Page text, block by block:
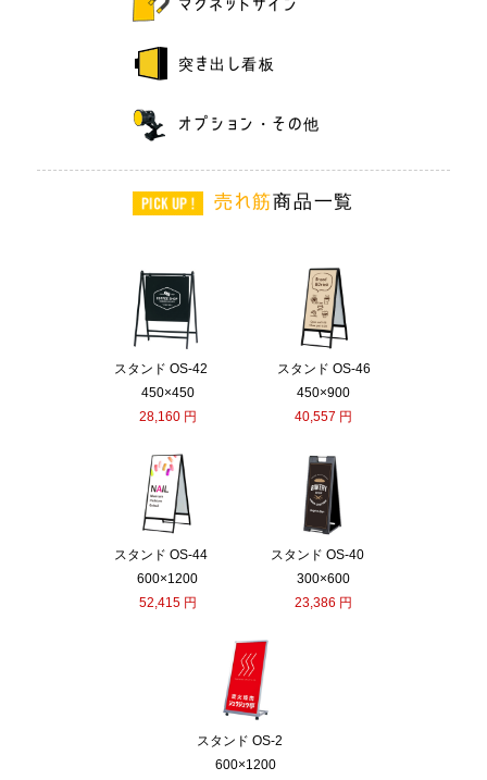
マグネットサイン
突き出し看板
オプション・その他
売れ筋商品一覧
スタンド OS-42
450×450
28,160 円
スタンド OS-46
450×900
40,557 円
スタンド OS-44
600×1200
52,415 円
スタンド OS-40
300×600
23,386 円
スタンド OS-2
600×1200